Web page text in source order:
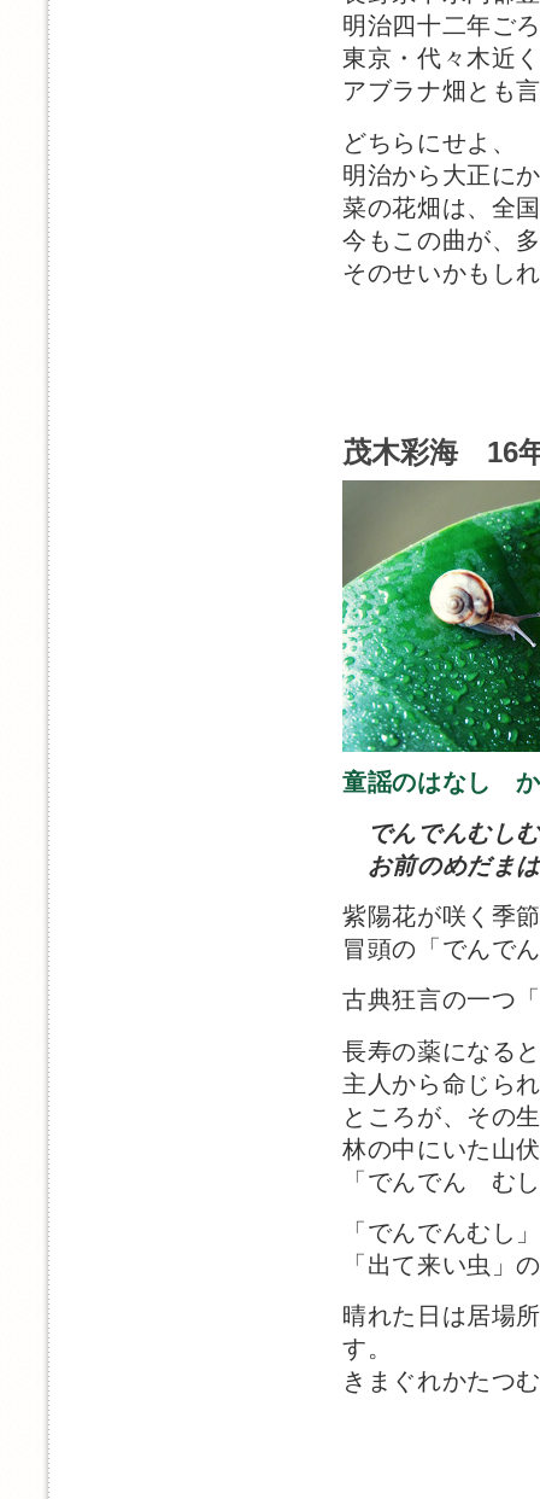
明治四十二年ご
東京・代々木近
アブラナ畑とも
どちらにせよ、
明治から大正に
菜の花畑は、全
今もこの曲が、
そのせいかもし
茂木彩海 16
童謡のはなし
でんでんむし
お前のめだま
紫陽花が咲く季
冒頭の「でんで
古典狂言の一つ
長寿の薬になる
主人から命じら
ところが、その
林の中にいた山
「でんでん む
「でんでんむし
「出て来い虫」
晴れた日は居場
す。
きまぐれかたつ